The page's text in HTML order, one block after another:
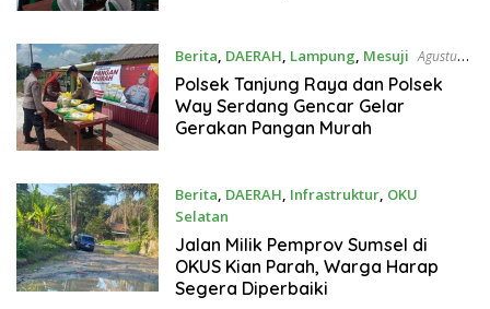
Berita, DAERAH, Lampung, Mesuji Agustus
3, 2026
Polsek Tanjung Raya dan Polsek
Way Serdang Gencar Gelar
Gerakan Pangan Murah
Berita, DAERAH, Infrastruktur, OKU
Selatan
Agustus 3, 2026
Jalan Milik Pemprov Sumsel di
OKUS Kian Parah, Warga Harap
Segera Diperbaiki